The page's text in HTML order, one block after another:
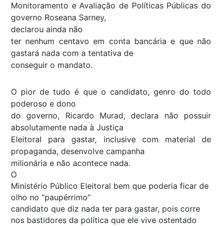
Monitoramento e Avaliação de Políticas Públicas do
governo Roseana Sarney,
declarou ainda não
ter nenhum centavo em conta bancária e que não
gastará nada com a tentativa de
conseguir o mandato.
O pior de tudo é que o candidato, genro do todo
poderoso e dono
do governo, Ricardo Murad, declara não possuir
absolutamente nada à Justiça
Eleitoral para gastar, inclusive com material de
propaganda, desenvolve campanha
milionária e não acontece nada.
O
Ministério Público Eleitoral bem que poderia ficar de
olho no “paupérrimo”
candidato que diz nada ter para gastar, pois corre
nos bastidores da política que ele vive ostentado